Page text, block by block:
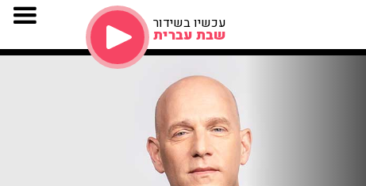
עכשיו בשידור
שבת עברית